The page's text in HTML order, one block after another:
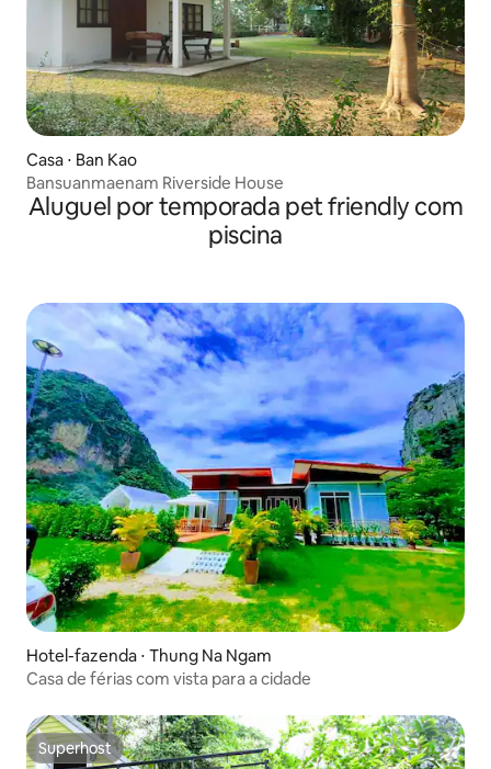
Casa ⋅ Ban Kao
Bansuanmaenam Riverside House
Aluguel por temporada pet friendly com
piscina
Hotel-fazenda ⋅ Thung Na Ngam
Casa de férias com vista para a cidade
Superhost
Superhost